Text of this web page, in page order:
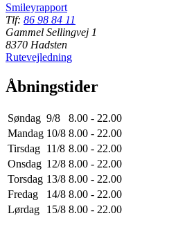
Smileyrapport
Tlf: 86 98 84 11
Gammel Sellingvej 1
8370 Hadsten
Rutevejledning
Åbningstider
Søndag 9/8
8.00 - 22.00
Mandag 10/8 8.00 - 22.00
Tirsdag 11/8 8.00 - 22.00
Onsdag 12/8 8.00 - 22.00
Torsdag 13/8 8.00 - 22.00
Fredag
14/8 8.00 - 22.00
Lørdag
15/8 8.00 - 22.00